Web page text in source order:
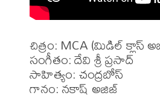
చిత్రం: MCA (మిడిల్ క్లాస్
సంగీతం: దేవి శ్రీ ప్రసాద్
సాహిత్యం: చంద్రబోస్
గానం: నకాష్ అజిజ్